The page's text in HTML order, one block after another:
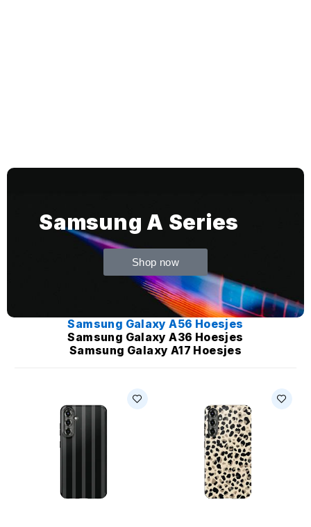
Samsung A Series
Shop now
Samsung Galaxy A56 Hoesjes
Samsung Galaxy A36 Hoesjes
Samsung Galaxy A17 Hoesjes